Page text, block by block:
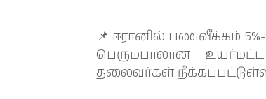
📌 ஈரானில் பணவீக்கம்
பெரும்பாலான
தலைவர்கள்